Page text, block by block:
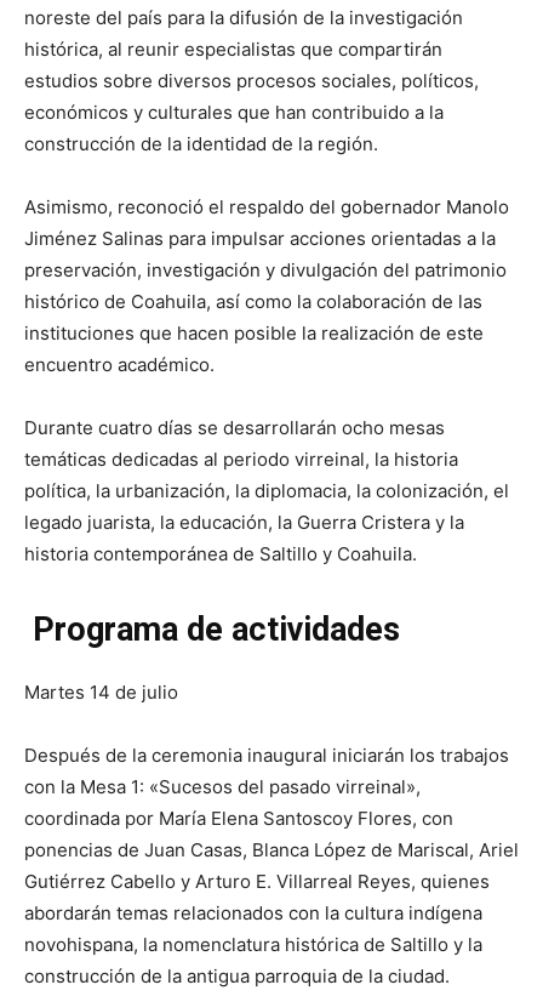
noreste del país para la difusión de la investigación
histórica, al reunir especialistas que compartirán
estudios sobre diversos procesos sociales, políticos,
económicos y culturales que han contribuido a la
construcción de la identidad de la región.
Asimismo, reconoció el respaldo del gobernador Manolo
Jiménez Salinas para impulsar acciones orientadas a la
preservación, investigación y divulgación del patrimonio
histórico de Coahuila, así como la colaboración de las
instituciones que hacen posible la realización de este
encuentro académico.
Durante cuatro días se desarrollarán ocho mesas
temáticas dedicadas al periodo virreinal, la historia
política, la urbanización, la diplomacia, la colonización, el
legado juarista, la educación, la Guerra Cristera y la
historia contemporánea de Saltillo y Coahuila.
Programa de actividades
Martes 14 de julio
Después de la ceremonia inaugural iniciarán los trabajos
con la Mesa 1: «Sucesos del pasado virreinal»,
coordinada por María Elena Santoscoy Flores, con
ponencias de Juan Casas, Blanca López de Mariscal, Ariel
Gutiérrez Cabello y Arturo E. Villarreal Reyes, quienes
abordarán temas relacionados con la cultura indígena
novohispana, la nomenclatura histórica de Saltillo y la
construcción de la antigua parroquia de la ciudad.